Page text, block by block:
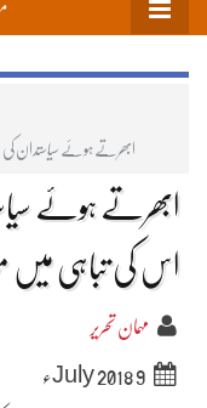
ابھرتے ہوئے سیاستدان کی
ابھرتے ہوئے
اس کی تباہی میں
مہمان تحریر
9 July 2018ء